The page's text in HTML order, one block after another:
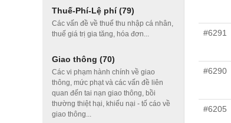
Thuế-Phí-Lệ phí(79)
Các vấn đề về thuế thu nhập cá nhân,
thuế giá trị gia tăng, hóa đơn...
Giao thông (70)
Các vi phạm hành chính về giao
thông, mức phạt và các vấn đề liên
quan đến tai nạn giao thông, bồi
thường thiệt hại, khiếu nại - tố cáo về
giao thông...
#6291
#6290
#6205